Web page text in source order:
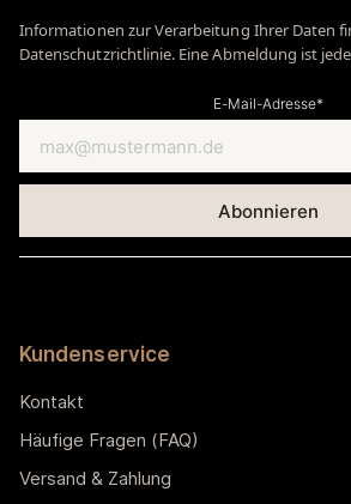
Informationen zur Verarbeitung Ihrer Daten
Datenschutzrichtlinie. Eine Abmeldung ist
E-Mail-Adresse*
Kundenservice
Kontakt
Häufige Fragen (FAQ)
Versand & Zahlung